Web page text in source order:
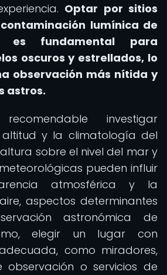
Optar por sitios
lumínica de
es fundamental para
oscuros y estrellados, lo
observación más nítida y
astros.
investigar
y la climatología del
sobre el nivel del mar y
pueden influir
atmosférica y la
aspectos determinantes
astronómica de
elegir un lugar con
como miradores,
o servicios de